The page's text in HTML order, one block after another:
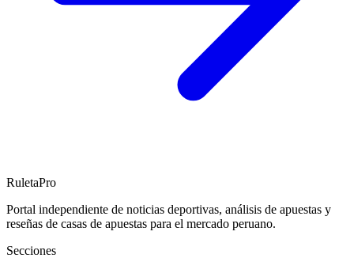
RuletaPro
Portal independiente de noticias deportivas, análisis de apuestas y
reseñas de casas de apuestas para el mercado peruano.
Secciones